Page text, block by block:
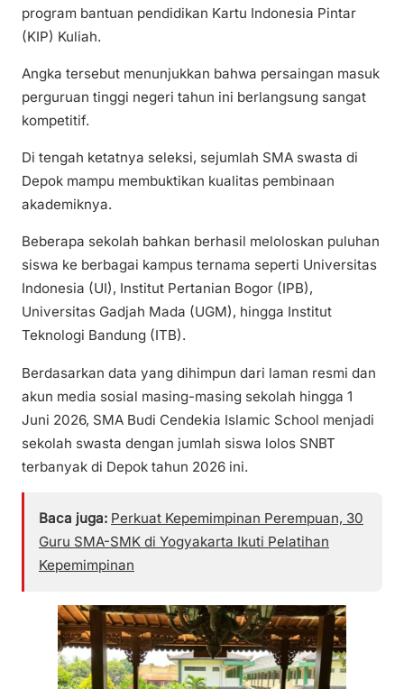
program bantuan pendidikan Kartu Indonesia Pintar
(KIP) Kuliah.
Angka tersebut menunjukkan bahwa persaingan masuk
perguruan tinggi negeri tahun ini berlangsung sangat
kompetitif.
Di tengah ketatnya seleksi, sejumlah SMA swasta di
Depok mampu membuktikan kualitas pembinaan
akademiknya.
Beberapa sekolah bahkan berhasil meloloskan puluhan
siswa ke berbagai kampus ternama seperti Universitas
Indonesia (UI), Institut Pertanian Bogor (IPB),
Universitas Gadjah Mada (UGM), hingga Institut
Teknologi Bandung (ITB).
Berdasarkan data yang dihimpun dari laman resmi dan
akun media sosial masing-masing sekolah hingga 1
Juni 2026, SMA Budi Cendekia Islamic School menjadi
sekolah swasta dengan jumlah siswa lolos SNBT
terbanyak di Depok tahun 2026 ini.
Baca juga: Perkuat Kepemimpinan Perempuan, 30
Guru SMA-SMK di Yogyakarta Ikuti Pelatihan
Kepemimpinan